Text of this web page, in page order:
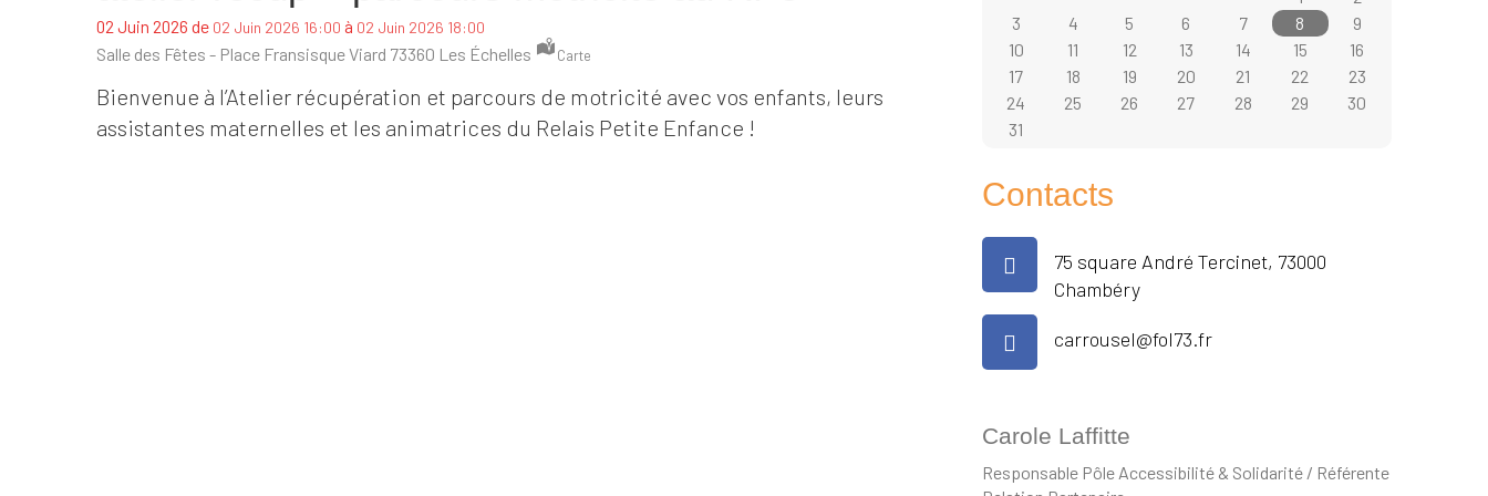
02 Juin 2026 de 02 Juin 2026 16:00 à 02 Juin 2026 18:00
Salle des Fêtes - Place Fransisque Viard 73360 Les Échelles Carte
Bienvenue à l’Atelier récupération et parcours de motricité avec vos enfants, leurs
assistantes maternelles et les animatrices du Relais Petite Enfance !
3
4 5 6 7 8
9
10
11 12 13 14 15
16
17
18 19 20 21 22
23
24
25 26 27 28 29
30
31
Contacts
75 square André Tercinet, 73000
Chambéry
carrousel@fol73.fr
Carole Laffitte
Responsable Pôle Accessibilité & Solidarité / Référente